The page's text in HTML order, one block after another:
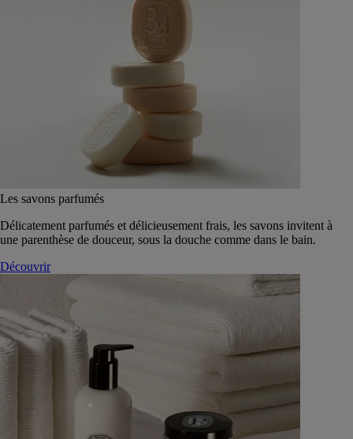
Les savons parfumés
Délicatement parfumés et délicieusement frais, les savons invitent à
une parenthèse de douceur, sous la douche comme dans le bain.
Découvrir